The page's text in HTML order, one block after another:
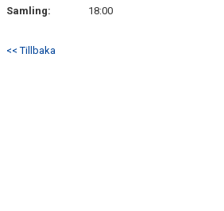
Samling:
18:00
<< Tillbaka